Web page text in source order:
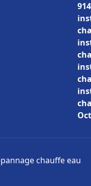
chauffe eau